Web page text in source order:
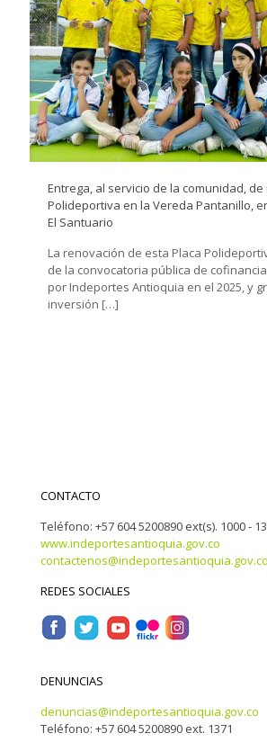
Entrega, al servicio de la comunidad,
Polideportiva en la Vereda Pantanillo,
El Santuario
La renovación de esta Placa
de la convocatoria pública de
por Indeportes Antioquia en el 2025, y
inversión […]
CONTACTO
Teléfono: +57 604 5200890 ext(s). 1000 -
www.indeportesantioquia.gov.co
contactenos@indeportesantioquia.gov.co
REDES SOCIALES
DENUNCIAS
denuncias@indeportesantioquia.gov.co
Teléfono: +57 604 5200890 ext. 1371